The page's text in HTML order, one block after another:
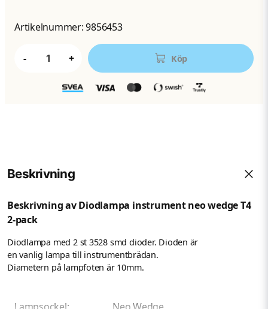
Artikelnummer:9856453
- + Köp
Beskrivning
Beskrivning av Diodlampa instrument neo wedge T4
2-pack
Diodlampa med 2 st 3528 smd dioder. Dioden är
en vanlig lampa till instrumentbrädan.
Diametern på lampfoten är 10mm.